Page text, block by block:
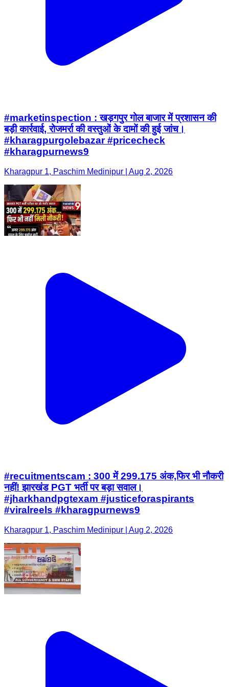
#marketinspection : खड़गपुर गोल बाजार में प्रशासन की
बड़ी कार्रवाई, रोजमर्रा की वस्तुओं के दामों की हुई जांच।
#kharagpurgolebazar #pricecheck
#kharagpurnews9
Kharagpur 1, Paschim Medinipur | Aug 2, 2026
#recuitmentscam : 300 में 299.175 अंक,फिर भी नौकरी
नहीं! झारखंड PGT भर्ती पर बड़ा सवाल।
#jharkhandpgtexam #justiceforaspirants
#viralreels #kharagpurnews9
Kharagpur 1, Paschim Medinipur | Aug 2, 2026